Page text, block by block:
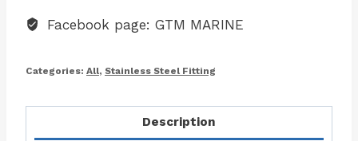
Facebook page: GTM MARINE
Categories: All, Stainless Steel Fitting
Description